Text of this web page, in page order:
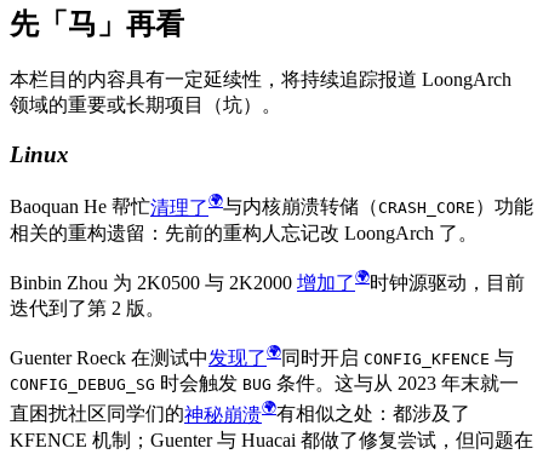
先「马」再看
本栏目的内容具有一定延续性，将持续追踪报道 LoongArch
领域的重要或长期项目（坑）。
Linux
Baoquan He 帮忙清理了 与内核崩溃转储（CRASH_CORE ）功能
相关的重构遗留：先前的重构人忘记改 LoongArch 了。
Binbin Zhou 为 2K0500 与 2K2000 增加了
时钟源驱动，目前
迭代到了第 2 版。
Guenter Roeck 在测试中发现了 同时开启 CONFIG_KFENCE 与
CONFIG_DEBUG_SG 时会触发 BUG 条件。这与从 2023 年末就一
直困扰社区同学们的神秘崩溃
有相似之处：都涉及了
KFENCE 机制；Guenter 与 Huacai 都做了修复尝试，但问题在